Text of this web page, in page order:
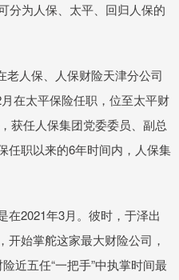
分为人保、太平、回归人保的
人保、人保财险天津分公司
在太平保险任职，位至太平财
获任人保集团党委委员、副总
任职以来的6年时间内，人保集
在2021年3月。彼时，于泽出
始掌舵这家最大财险公司，
近五任“一把手”中执掌时间最